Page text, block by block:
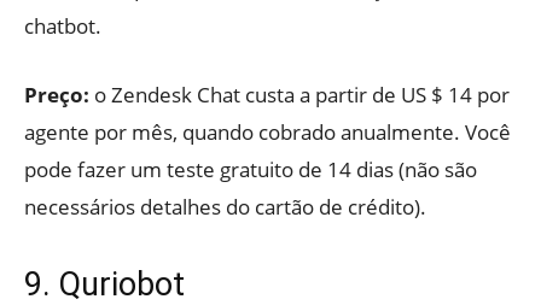
chatbot.
Preço: o Zendesk Chat custa a partir de US $ 14 por
agente por mês, quando cobrado anualmente. Você
pode fazer um teste gratuito de 14 dias (não são
necessários detalhes do cartão de crédito).
9. Quriobot